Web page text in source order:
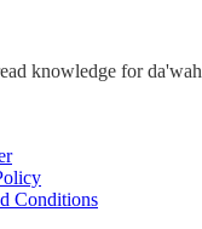
knowledge for da'wah
Conditions